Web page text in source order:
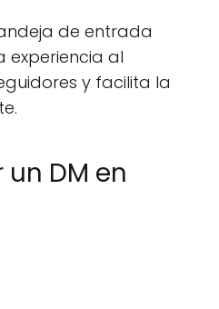
de entrada
experiencia al
y facilita la
DM en